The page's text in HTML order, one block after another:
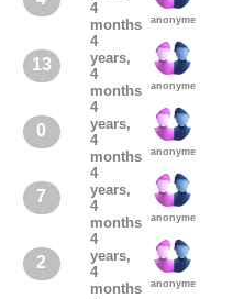
4
months
anonyme
13
4
years,
4
months
anonyme
0
4
years,
4
months
anonyme
7
4
years,
4
months
anonyme
2
4
years,
4
months
anonyme